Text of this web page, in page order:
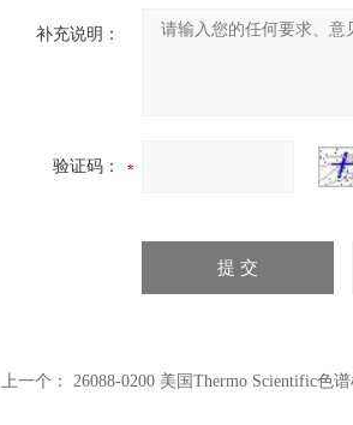
补充说明：
验证码：
上一个： 26088-0200 美国Thermo Scientific色